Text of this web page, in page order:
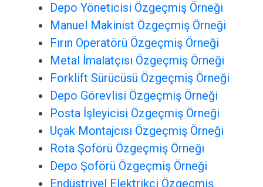
Depo Yöneticisi Özgeçmiş Örneği
Manuel Makinist Özgeçmiş Örneği
Fırın Operatörü Özgeçmiş Örneği
Metal İmalatçısı Özgeçmiş Örneği
Forklift Sürücüsü Özgeçmiş Örneği
Depo Görevlisi Özgeçmiş Örneği
Posta İşleyicisi Özgeçmiş Örneği
Uçak Montajcısı Özgeçmiş Örneği
Rota Şoförü Özgeçmiş Örneği
Depo Şoförü Özgeçmiş Örneği
Endüstriyel Elektrikçi Özgeçmiş